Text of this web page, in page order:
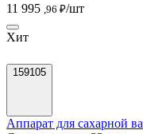
11 995 ,96 ₽/шт
Хит
159105
Аппарат для сахарной